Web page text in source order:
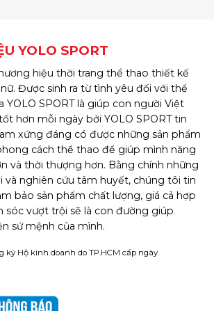
YOLO SPORT
hiệu thời trang thể thao thiết kế
Được sinh ra từ tình yêu đối với thể
YOLO SPORT là giúp con người Việt
hơn mỗi ngày bởi YOLO SPORT tin
xứng đáng có được những sản phẩm
cách thể thao để giúp mình năng
và thời thượng hơn. Bằng chính những
và nghiên cứu tâm huyết, chúng tôi tin
bảo sản phẩm chất lượng, giá cả hợp
sóc vượt trội sẽ là con đường giúp
sứ mệnh của mình.
ký Hộ kinh doanh do TP.HCM cấp ngày